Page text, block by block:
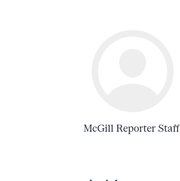
McGill Reporter Staff